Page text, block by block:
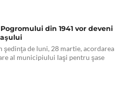
din 1941 vor deveni
şedinţa de luni, 28 martie, acordarea
al municipiului Iaşi pentru şase